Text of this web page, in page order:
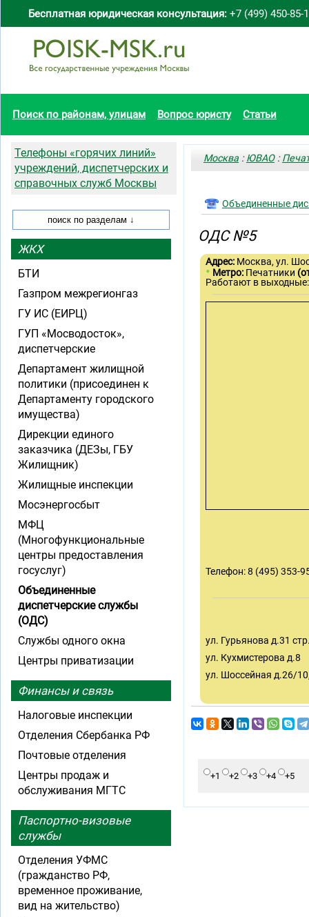
Бесплатная юридическая консультация: +7 (499) 450-85-
Поиск по районам, улицам Вопрос юристу Статьи
Москва :ЮВАО:
Объединенные
ОДС №5
Адрес: Москва, ул.
• Метро: Печатники
Работают в
Телефон: 8 (495) 353-
ул. Гурьянова д.31
ул. Кухмистерова д.8
ул. Шоссейная д.26/10,
+1 +2 +3 +4 +5
Телефоны «горячих линий»
учреждений, диспетчерских и
справочных служб Москвы
ЖКХ
БТИ
Газпром межрегионгаз
ГУ ИС (ЕИРЦ)
ГУП «Мосводосток»,
диспетчерские
Департамент жилищной
политики (присоединен к
Департаменту городского
имущества)
Дирекции единого
заказчика (ДЕЗы, ГБУ
Жилищник)
Жилищные инспекции
Мосэнергосбыт
МФЦ
(Многофункциональные
центры предоставления
госуслуг)
Объединенные
диспетчерские службы
(ОДС)
Службы одного окна
Центры приватизации
Финансы и связь
Налоговые инспекции
Отделения Сбербанка РФ
Почтовые отделения
Центры продаж и
обслуживания МГТС
Паспортно-визовые
службы
Отделения УФМС
(гражданство РФ,
временное проживание,
вид на жительство)